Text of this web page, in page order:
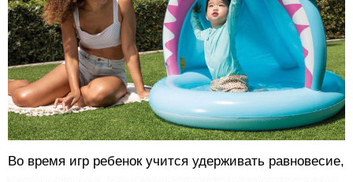
Во время игр ребенок учится удерживать равновесие,